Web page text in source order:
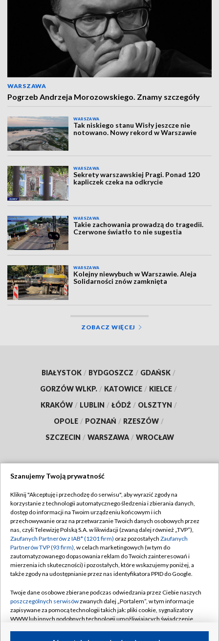
WARSZAWA
Pogrzeb Andrzeja Morozowskiego. Znamy szczegóły
WARSZAWA
Tak niskiego stanu Wisły jeszcze nie
notowano. Nowy rekord w Warszawie
WARSZAWA
Sekrety warszawskiej Pragi. Ponad 120
kapliczek czeka na odkrycie
WARSZAWA
Takie zachowania prowadzą do tragedii.
Czerwone światło to nie sugestia
WARSZAWA
Kolejny niewybuch w Warszawie. Aleja
Solidarności znów zamknięta
ZOBACZ WIĘCEJ
BIAŁYSTOK / BYDGOSZCZ / GDAŃSK /
GORZÓW WLKP. / KATOWICE / KIELCE /
KRAKÓW / LUBLIN / ŁÓDŹ / OLSZTYN /
OPOLE / POZNAŃ / RZESZÓW /
SZCZECIN / WARSZAWA / WROCŁAW
TVP
Abonament TVP
Emisja w TVP
Centrum informacji TVP
Naziemna Telewizja Cyfrowa
Rada Programowa
System NOS
Informacje o nadawcy
Regulamin TVP
Polityka prywatności
Moje zgody
Pomoc
Kontakt
Kanały
Szanujemy Twoją prywatność
Kliknij "Akceptuję i przechodzę do serwisu", aby wyrazić zgody na
korzystanie z technologii automatycznego śledzenia i zbierania danych,
dostęp do informacji na Twoim urządzeniu końcowym i ich
przechowywanie oraz na przetwarzanie Twoich danych osobowych przez
nas, czyli Telewizję Polską S.A. w likwidacji (zwaną dalej również „TVP”),
Zaufanych Partnerów z IAB* (1201 firm) oraz pozostałych Zaufanych
Partnerów TVP (93 firm), w celach marketingowych (w tym do
zautomatyzowanego dopasowania reklam do Twoich zainteresowań i
mierzenia ich skuteczności) i pozostałych, które wskazujemy poniżej, a
także zgody na udostępnianie przez nas identyfikatora PPID do Google.
Twoje dane osobowe zbierane podczas odwiedzania przez Ciebie naszych
poszczególnych serwisówzwanych dalej „Portalem”, w tym informacje
zapisywane za pomocą technologii takich jak: pliki cookie, sygnalizatory
WWW lub innych podobnych technologii umożliwiających świadczenie